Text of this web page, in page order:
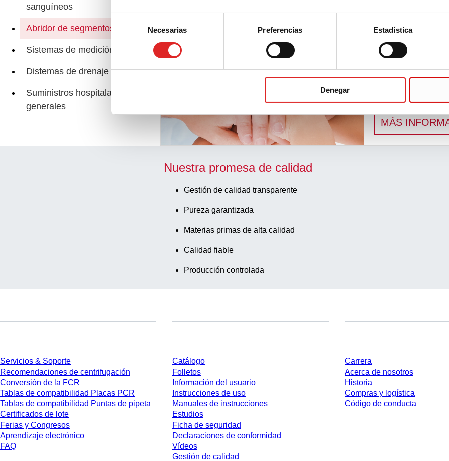
de
consentimiento
Necesarias Preferencias Estadística
Denegar
sanguíneos
Abridor de segmentos de tubo
Sistemas de medición
Distemas de drenaje urinario
Suministros hospitalarios
generales
Páginas relacionadas
Flujo de
Soluciones
MÁS
Nuestra promesa de calidad
Gestión de calidad transparente
Pureza garantizada
Materias primas de alta calidad
Calidad fiable
Producción controlada
Servicios & Soporte
Recomendaciones de centrifugación
Conversión de la FCR
Tablas de compatibilidad Placas PCR
Tablas de compatibilidad Puntas de pipeta
Certificados de lote
Ferias y Congresos
Aprendizaje electrónico
FAQ
Catálogo
Folletos
Información del usuario
Instrucciones de uso
Manuales de instrucciones
Estudios
Ficha de seguridad
Declaraciones de conformidad
Vídeos
Gestión de calidad
Carrera
Acerca de nosotros
Historia
Compras y logística
Código de conducta